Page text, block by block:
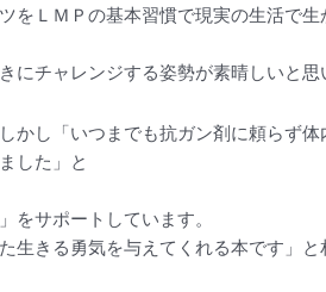
をＬＭＰの基本習慣で現実の生活で
にチャレンジする姿勢が素晴しいと思
かし「いつまでも抗ガン剤に頼らず
した」と
をサポートしています。
生きる勇気を与えてくれる本です」